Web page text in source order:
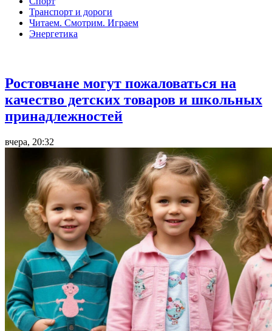
Транспорт и дороги
Читаем. Смотрим. Играем
Энергетика
Ростовчане могут пожаловаться на
качество детских товаров и школьных
принадлежностей
вчера, 20:32